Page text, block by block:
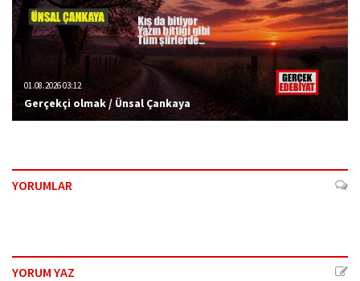
01.08.2026 03:12
Gerçekçi olmak / Ünsal Çankaya
YORUMLAR
YORUM YAZ